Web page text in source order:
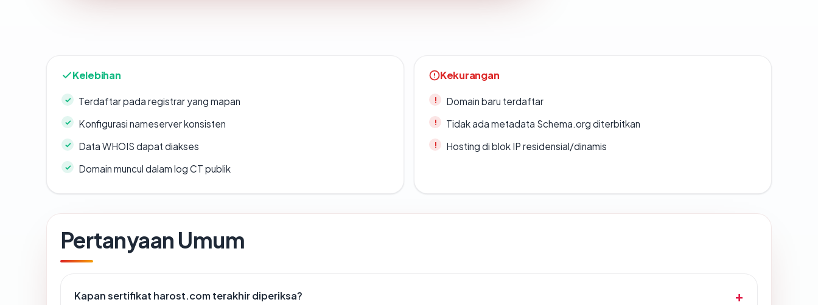
Kelebihan
Terdaftar pada registrar yang mapan
Konfigurasi nameserver konsisten
Data WHOIS dapat diakses
Domain muncul dalam log CT publik
Kekurangan
Domain baru terdaftar
Tidak ada metadata Schema.org diterbitkan
Hosting di blok IP residensial/dinamis
Pertanyaan Umum
Kapan sertifikat harost.com terakhir diperiksa?